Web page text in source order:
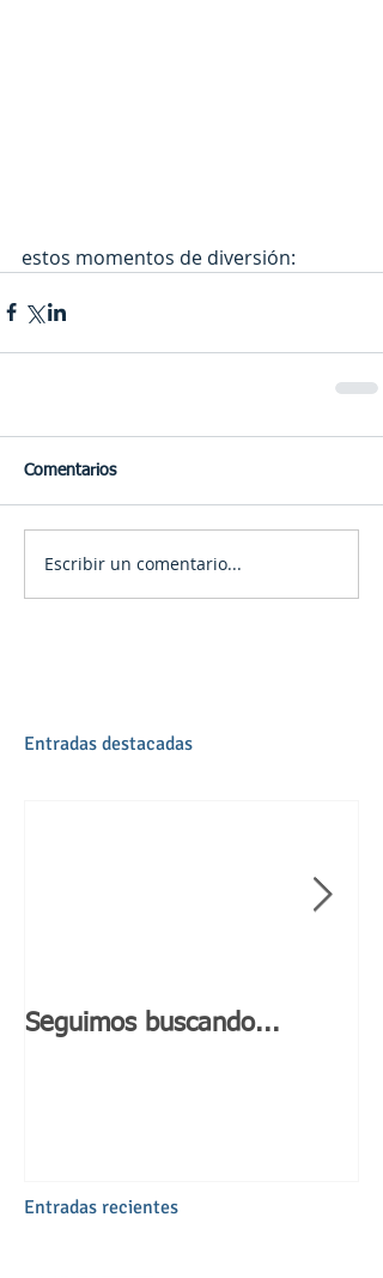
estos momentos de diversión:
Comentarios
Escribir un comentario...
Entradas destacadas
Seguimos buscando...
Entradas recientes